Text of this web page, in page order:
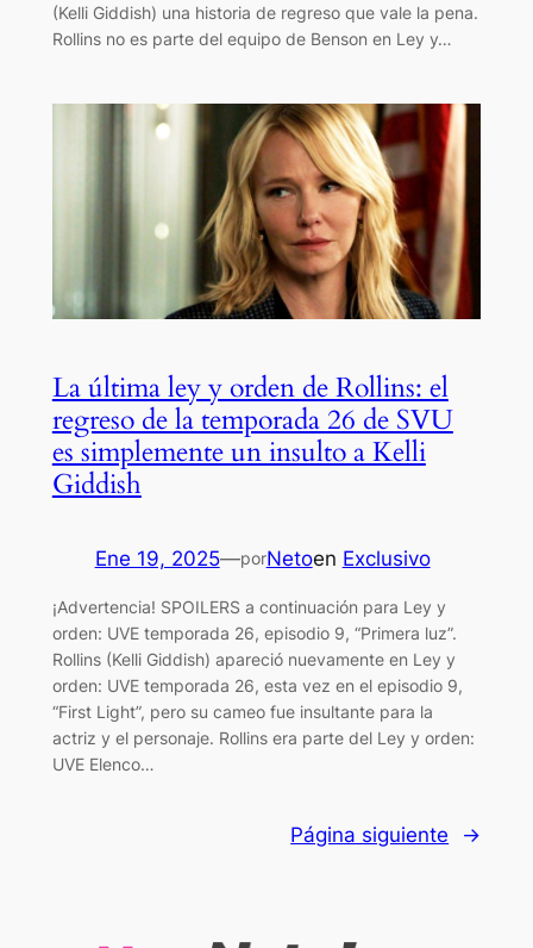
(Kelli Giddish) una historia de regreso que vale la pena.
Rollins no es parte del equipo de Benson en Ley y…
La última ley y orden de Rollins: el
regreso de la temporada 26 de SVU
es simplemente un insulto a Kelli
Giddish
Ene 19, 2025—porNetoen Exclusivo
¡Advertencia! SPOILERS a continuación para Ley y
orden: UVE temporada 26, episodio 9, “Primera luz”.
Rollins (Kelli Giddish) apareció nuevamente en Ley y
orden: UVE temporada 26, esta vez en el episodio 9,
“First Light”, pero su cameo fue insultante para la
actriz y el personaje. Rollins era parte del Ley y orden:
UVE Elenco…
Página siguiente →